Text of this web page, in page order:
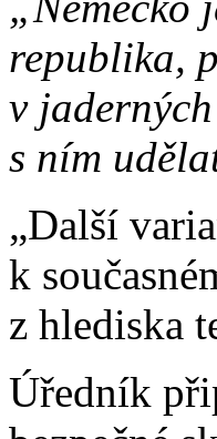
republika,
v
s ním
„Další
k
z hlediska
Úředník